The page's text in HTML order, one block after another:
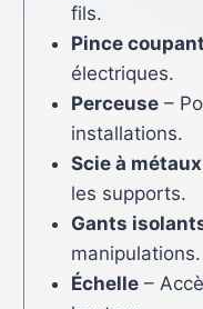
fils.
Pince
électriques.
Perceuse –
installations.
Scie à métaux
les supports.
Gants
manipulations.
Échelle –